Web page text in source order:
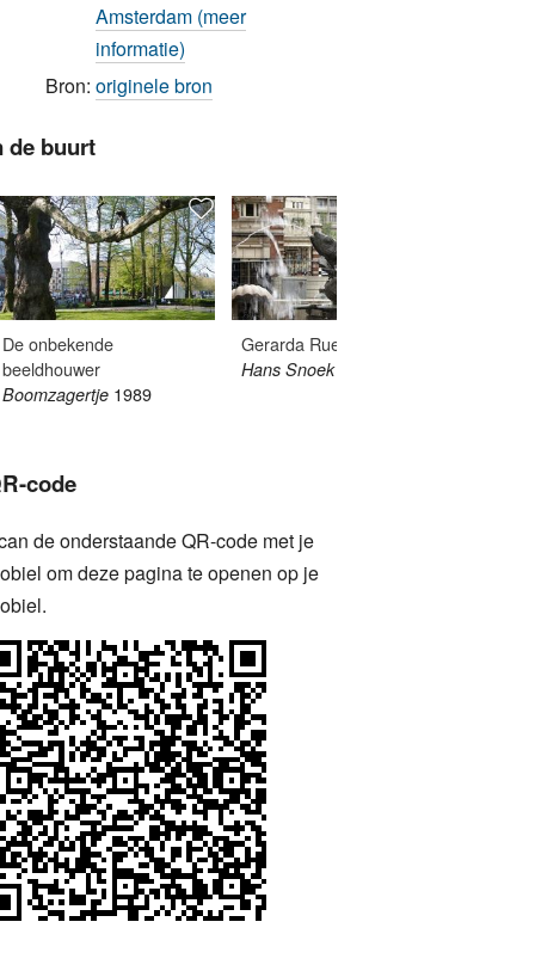
Amsterdam (meer
informatie)
Bron: originele bron
de buurt
De onbekende
beeldhouwer
Boomzagertje 1989
Gerarda Rueter
Hans Snoek fontein
code
de onderstaande QR-code met je
om deze pagina te openen op je